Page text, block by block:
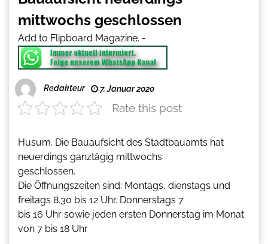
mittwochs geschlossen
Add to Flipboard Magazine. -
Redakteur 7. Januar 2020
Rate this post
Husum. Die Bauaufsicht des Stadtbauamts hat
neuerdings ganztägig mittwochs
geschlossen.
Die Öffnungszeiten sind: Montags, dienstags und
freitags 8.30 bis 12 Uhr. Donnerstags 7
bis 16 Uhr sowie jeden ersten Donnerstag im Monat
von 7 bis 18 Uhr